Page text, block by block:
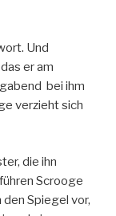
Und
er am
bei ihm
verzieht sich
die ihn
Scrooge
Spiegel vor,